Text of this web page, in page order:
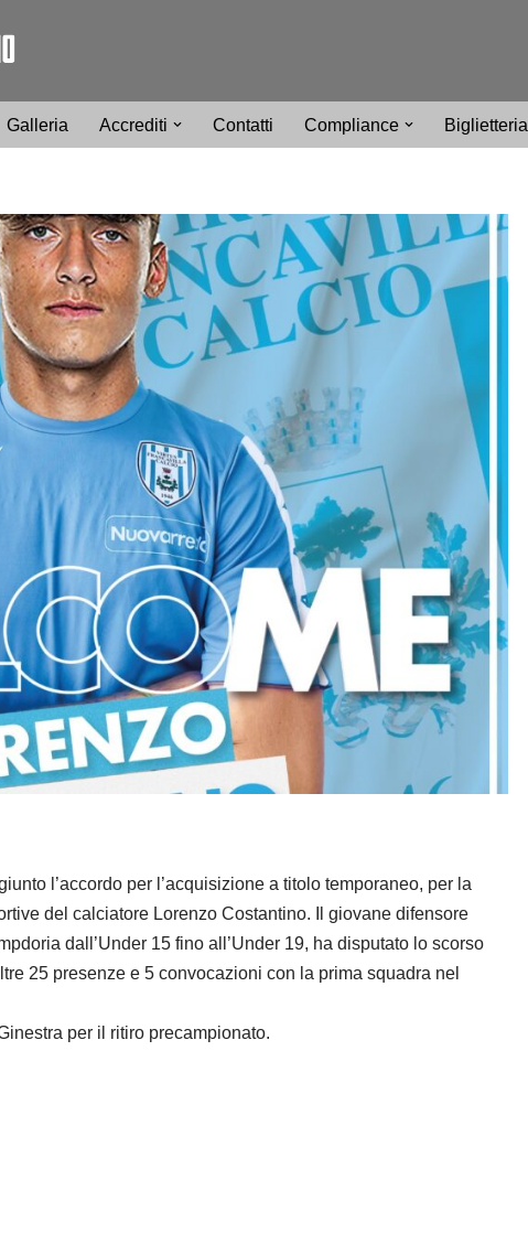
Galleria Accrediti Contatti Compliance Biglietteria
l’accordo per l’acquisizione a titolo temporaneo, per la
del calciatore Lorenzo Costantino. Il giovane difensore
dall’Under 15 fino all’Under 19, ha disputato lo scorso
25 presenze e 5 convocazioni con la prima squadra nel
per il ritiro precampionato.